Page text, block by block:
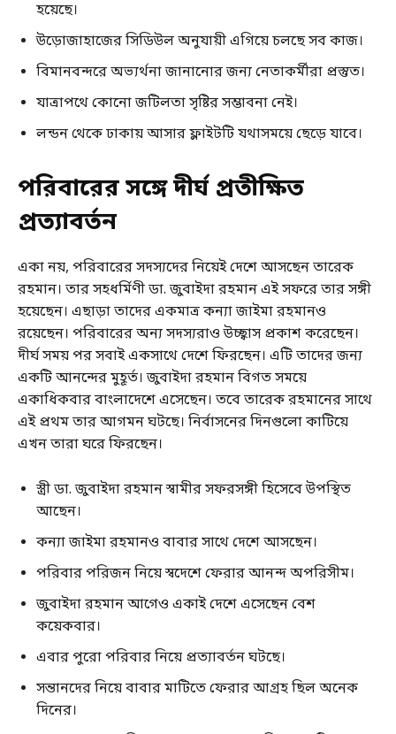
হয়েছে।
উড়োজাহাজের সিডিউল অনুযায়ী এগিয়ে চলছে সব কাজ।
বিমানবন্দরে অভ্যর্থনা জানানোর জন্য নেতাকর্মীরা প্রস্তুত।
যাত্রাপথে কোনো জটিলতা সৃষ্টির সম্ভাবনা নেই।
লন্ডন থেকে ঢাকায় আসার ফ্লাইটটি যথাসময়ে ছেড়ে যাবে।
পরিবারের সঙ্গে দীর্ঘ প্রতীক্ষিত
প্রত্যাবর্তন
একা নয়, পরিবারের সদস্যদের নিয়েই দেশে আসছেন তারেক
রহমান। তার সহধর্মিণী ডা. জুবাইদা রহমান এই সফরে তার সঙ্গী
হয়েছেন। এছাড়া তাদের একমাত্র কন্যা জাইমা রহমানও
রয়েছেন। পরিবারের অন্য সদস্যরাও উচ্ছ্বাস প্রকাশ করেছেন।
দীর্ঘ সময় পর সবাই একসাথে দেশে ফিরছেন। এটি তাদের জন্য
একটি আনন্দের মুহূর্ত। জুবাইদা রহমান বিগত সময়ে
একাধিকবার বাংলাদেশে এসেছেন। তবে তারেক রহমানের সাথে
এই প্রথম তার আগমন ঘটছে। নির্বাসনের দিনগুলো কাটিয়ে
এখন তারা ঘরে ফিরছেন।
স্ত্রী ডা. জুবাইদা রহমান স্বামীর সফরসঙ্গী হিসেবে উপস্থিত
আছেন।
কন্যা জাইমা রহমানও বাবার সাথে দেশে আসছেন।
পরিবার পরিজন নিয়ে স্বদেশে ফেরার আনন্দ অপরিসীম।
জুবাইদা রহমান আগেও একাই দেশে এসেছেন বেশ
কয়েকবার।
এবার পুরো পরিবার নিয়ে প্রত্যাবর্তন ঘটছে।
সন্তানদের নিয়ে বাবার মাটিতে ফেরার আগ্রহ ছিল অনেক
দিনের।